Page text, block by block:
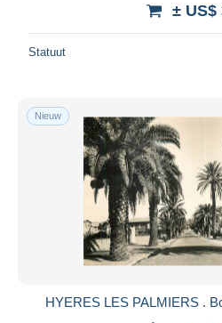
± US$
Statuut
Nieuw
HYERES LES PALMIERS .